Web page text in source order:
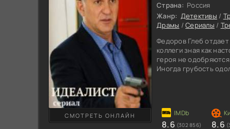
Страна: Россия
Жанр: Детективы /
Драмы /Сериалы /
Федоров Глеб
коллеги зная как
героя не
Иногда грубость
берет ситуацию в
самостоятельно
СМОТРЕТЬ ОНЛАЙН
8.6 (302 856) 8.6